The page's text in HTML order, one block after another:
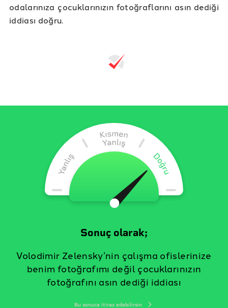
odalarınıza çocuklarınızın fotoğraflarını asın dediği
iddiası doğru.
Sonuç olarak;
Volodimir Zelensky’nin çalışma ofislerinize
benim fotoğrafımı değil çocuklarınızın
fotoğrafını asın dediği iddiası
Bu sonuca itiraz edebilirsin